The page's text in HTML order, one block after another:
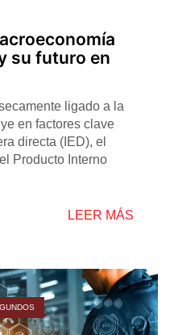
su futuro en
ligado a la
en factores clave
directa (IED), el
Producto Interno
LEER MÁS